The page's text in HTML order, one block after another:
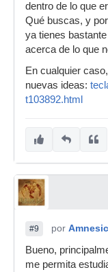
dentro de lo que
Qué buscas, y
ya tienes
acerca de lo que
En cualquier
nuevas ideas:
t103892.html
#9 por
Bueno,
me permita